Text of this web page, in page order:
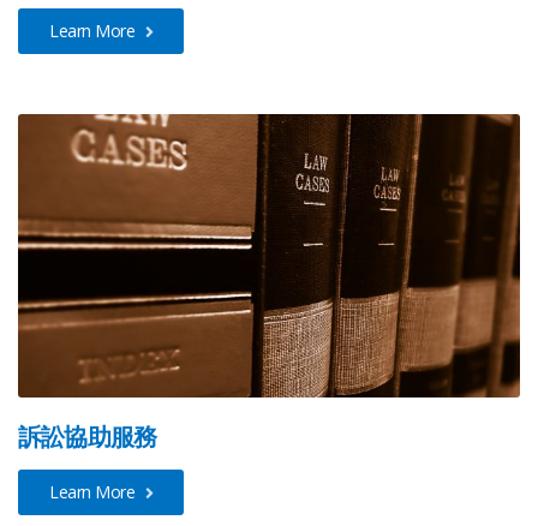
Learn More
訴訟協助服務
Learn More